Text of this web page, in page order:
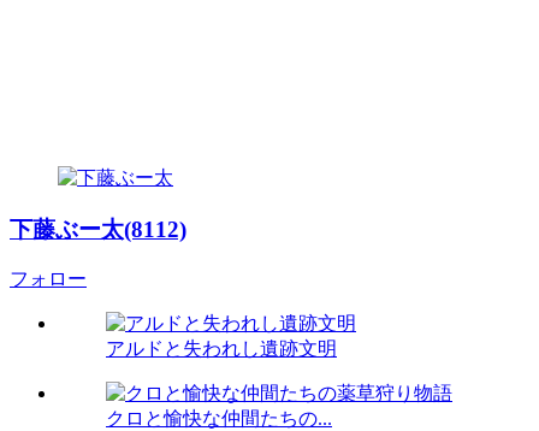
下藤ぶー太(8112)
フォロー
アルドと失われし遺跡文明
クロと愉快な仲間たちの...